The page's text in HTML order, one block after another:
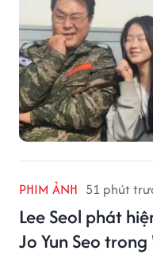
PHIM ẢNH 51 phút
Lee Seol phát
Jo Yun Seo